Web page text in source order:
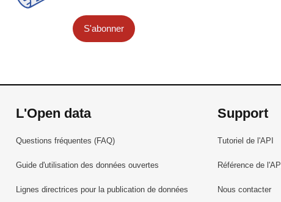
S'abonner
L'Open data
Questions fréquentes (FAQ)
Guide d'utilisation des données ouvertes
Lignes directrices pour la publication de données
Support
Tutoriel de l'API
Référence de l'API
Nous contacter